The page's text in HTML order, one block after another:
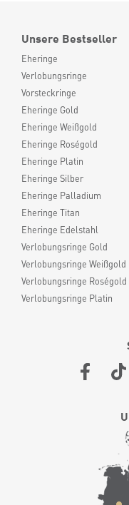
Unsere Bestseller
Eheringe
Verlobungsringe
Vorsteckringe
Eheringe Gold
Eheringe Weißgold
Eheringe Roségold
Eheringe Platin
Eheringe Silber
Eheringe Palladium
Eheringe Titan
Eheringe Edelstahl
Verlobungsringe Gold
Verlobungsringe Weißgold
Verlobungsringe Roségold
Verlobungsringe Platin